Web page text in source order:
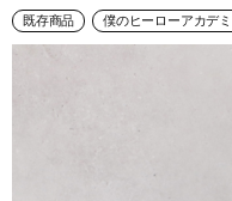
既存商品 僕のヒーローアカデ